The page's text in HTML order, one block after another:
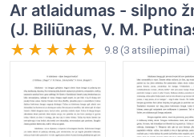
Ar atlaidumas - silpno
(J. Biliūnas, V. M.
9.8 (3 atsiliepimai)